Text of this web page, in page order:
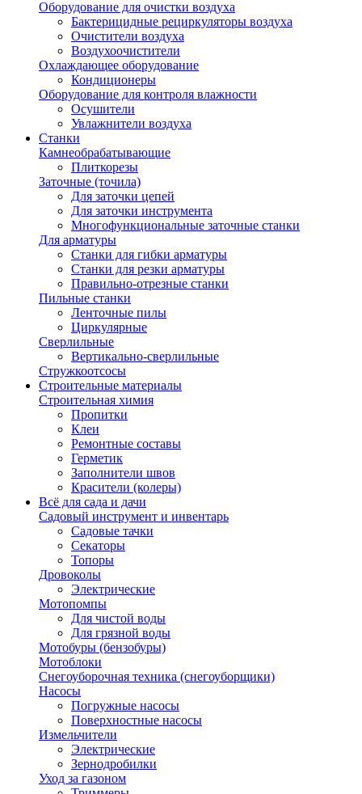
Оборудование для очистки воздуха
Бактерицидные рециркуляторы воздуха
Очистители воздуха
Воздухоочистители
Охлаждающее оборудование
Кондиционеры
Оборудование для контроля влажности
Осушители
Увлажнители воздуха
Станки
Камнеобрабатывающие
Плиткорезы
Заточные (точила)
Для заточки цепей
Для заточки инструмента
Многофункциональные заточные станки
Для арматуры
Станки для гибки арматуры
Станки для резки арматуры
Правильно-отрезные станки
Пильные станки
Ленточные пилы
Циркулярные
Сверлильные
Вертикально-сверлильные
Стружкоотсосы
Строительные материалы
Строительная химия
Пропитки
Клеи
Ремонтные составы
Герметик
Заполнители швов
Красители (колеры)
Всё для сада и дачи
Садовый инструмент и инвентарь
Садовые тачки
Секаторы
Топоры
Дровоколы
Электрические
Мотопомпы
Для чистой воды
Для грязной воды
Мотобуры (бензобуры)
Мотоблоки
Снегоуборочная техника (снегоуборщики)
Насосы
Погружные насосы
Поверхностные насосы
Измельчители
Электрические
Зернодробилки
Уход за газоном